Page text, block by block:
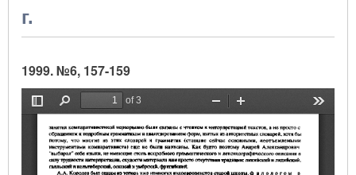
г.
1999. №6, 157-159